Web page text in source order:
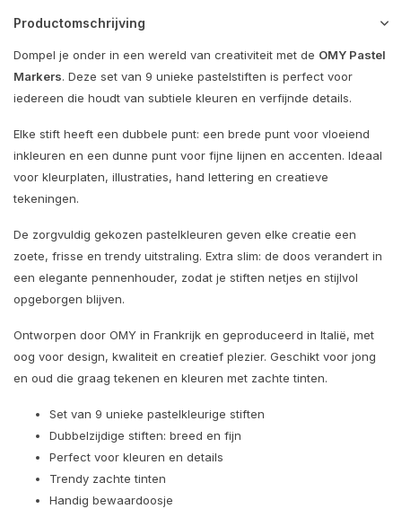
Productomschrijving
Dompel je onder in een wereld van creativiteit met de OMY Pastel
Markers. Deze set van 9 unieke pastelstiften is perfect voor
iedereen die houdt van subtiele kleuren en verfijnde details.
Elke stift heeft een dubbele punt: een brede punt voor vloeiend
inkleuren en een dunne punt voor fijne lijnen en accenten. Ideaal
voor kleurplaten, illustraties, hand lettering en creatieve
tekeningen.
De zorgvuldig gekozen pastelkleuren geven elke creatie een
zoete, frisse en trendy uitstraling. Extra slim: de doos verandert in
een elegante pennenhouder, zodat je stiften netjes en stijlvol
opgeborgen blijven.
Ontworpen door OMY in Frankrijk en geproduceerd in Italië, met
oog voor design, kwaliteit en creatief plezier. Geschikt voor jong
en oud die graag tekenen en kleuren met zachte tinten.
Set van 9 unieke pastelkleurige stiften
Dubbelzijdige stiften: breed en fijn
Perfect voor kleuren en details
Trendy zachte tinten
Handig bewaardoosje